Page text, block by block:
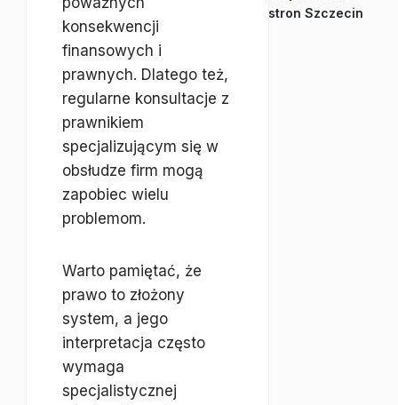
konsekwencji
finansowych i
prawnych. Dlatego też,
regularne konsultacje z
prawnikiem
specjalizującym się w
obsłudze firm mogą
zapobiec wielu
problemom.
Warto pamiętać, że
prawo to złożony
system, a jego
interpretacja często
wymaga
specjalistycznej
stron Szczecin